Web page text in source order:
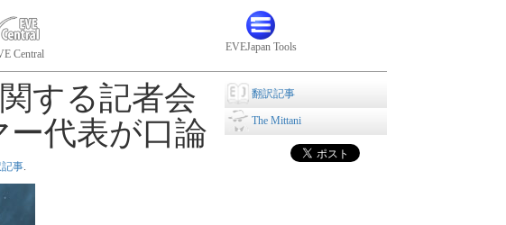
Central
EVEJapan Tools
する記者会
ー代表が口論
事.
翻訳記事
The Mittani